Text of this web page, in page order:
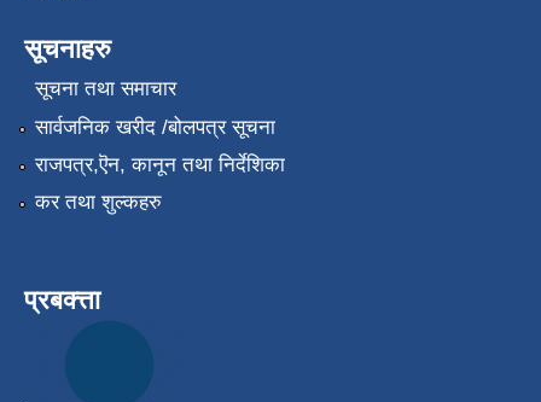
सूचनाहरु
सूचना तथा समाचार
सार्वजनिक खरीद /बोलपत्र सूचना
राजपत्र,ऎन, कानून तथा निर्देशिका
कर तथा शुल्कहरु
प्रबक्त्ता